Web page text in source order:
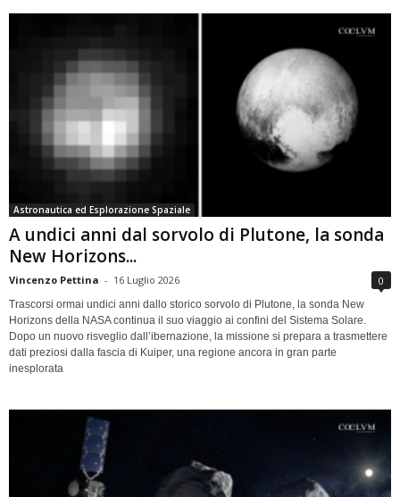
Astronautica ed Esplorazione Spaziale
A undici anni dal sorvolo di Plutone, la sonda
New Horizons...
Vincenzo Pettina - 16 Luglio 2026 0
Trascorsi ormai undici anni dallo storico sorvolo di Plutone, la sonda New
Horizons della NASA continua il suo viaggio ai confini del Sistema Solare.
Dopo un nuovo risveglio dall’ibernazione, la missione si prepara a trasmettere
dati preziosi dalla fascia di Kuiper, una regione ancora in gran parte
inesplorata